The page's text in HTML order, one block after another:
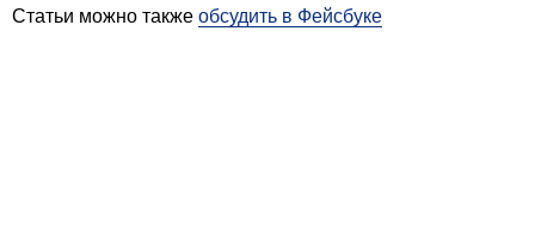
Статьи можно также обсудить в Фейсбуке